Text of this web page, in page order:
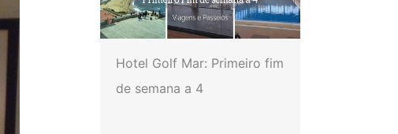
Hotel Golf Mar: Primeiro fim
de semana a 4